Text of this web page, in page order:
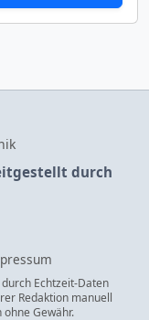
durch
Echtzeit-Daten
Redaktion manuell
Gewähr.